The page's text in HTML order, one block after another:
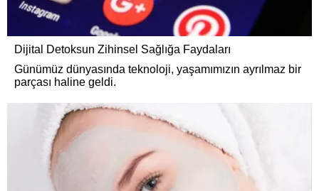
Dijital Detoksun Zihinsel Sağlığa Faydaları
Günümüz dünyasında teknoloji, yaşamımızın ayrılmaz bir
parçası haline geldi.